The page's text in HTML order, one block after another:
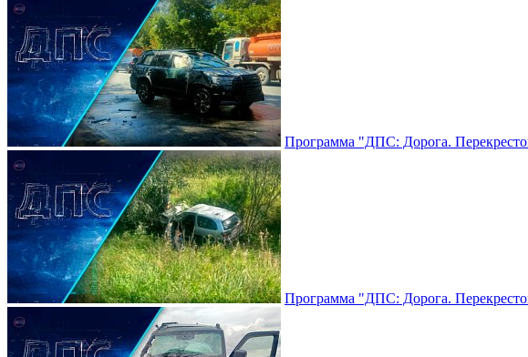
Программа "ДПС: Дорога.
Программа "ДПС: Дорога.